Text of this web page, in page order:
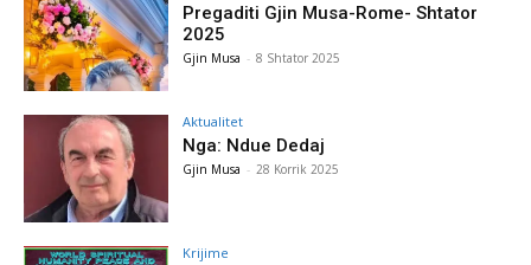
Pregaditi Gjin Musa-Rome- Shtator
2025
Gjin Musa - 8 Shtator 2025
Aktualitet
Nga: Ndue Dedaj
Gjin Musa - 28 Korrik 2025
Krijime